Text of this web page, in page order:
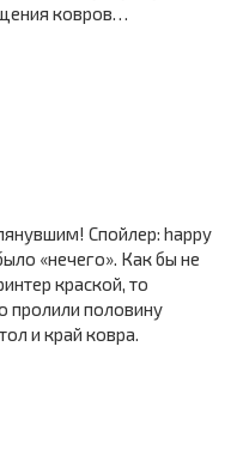
ковров…
Спойлер: happy
«нечего». Как бы не
краской, то
пролили половину
и край ковра.